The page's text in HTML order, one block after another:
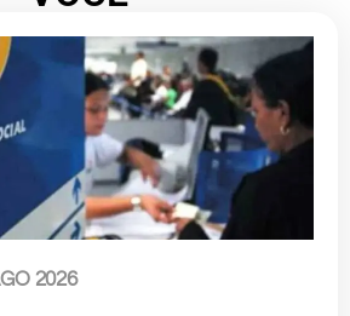
2026